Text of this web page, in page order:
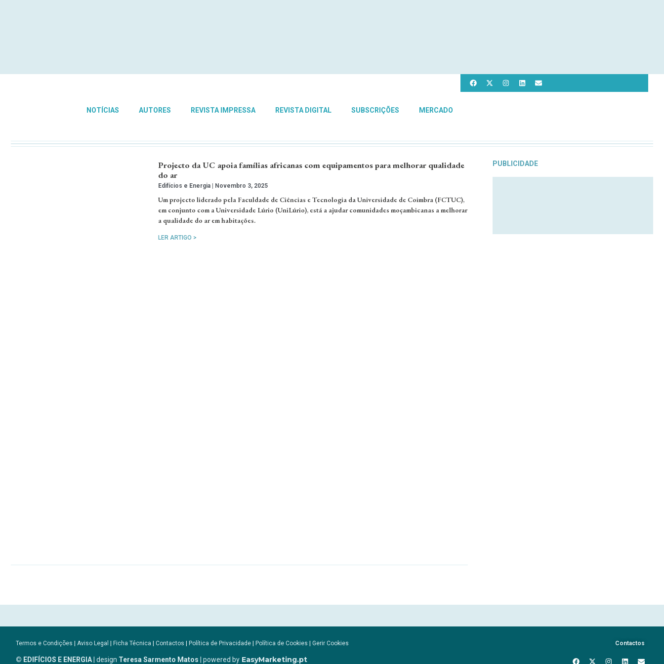
NOTÍCIAS AUTORES REVISTA IMPRESSA REVISTA DIGITAL SUBSCRIÇÕES MERCADO
Projecto da UC apoia famílias africanas com equipamentos para melhorar qualidade
do ar
Edifícios e Energia Novembro 3, 2025
Um projecto liderado pela Faculdade de Ciências e Tecnologia da Universidade de Coimbra (FCTUC),
em conjunto com a Universidade Lúrio (UniLúrio), está a ajudar comunidades moçambicanas a melhorar
a qualidade do ar em habitações.
LER ARTIGO >
PUBLICIDADE
Termos e Condições | Aviso Legal | Ficha Técnica | Contactos | Política de Privacidade | Política de Cookies | Gerir Cookies
© EDIFÍCIOS E ENERGIA| design Teresa Sarmento Matos | powered by EasyMarketing.pt
Contactos